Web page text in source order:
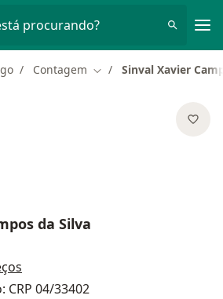
procurando?
Contagem Mudar de cidade
Sinval Xavier
da Silva
04/33402